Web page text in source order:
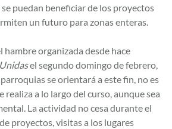
puedan beneficiar de los proyectos
un futuro para zonas enteras.
hambre organizada desde hace
el segundo domingo de febrero,
se orientará a este fin, no es
realiza a lo largo del curso, aunque sea
La actividad no cesa durante el
proyectos, visitas a los lugares